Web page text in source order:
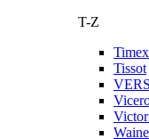
T-Z
Timex
Tissot